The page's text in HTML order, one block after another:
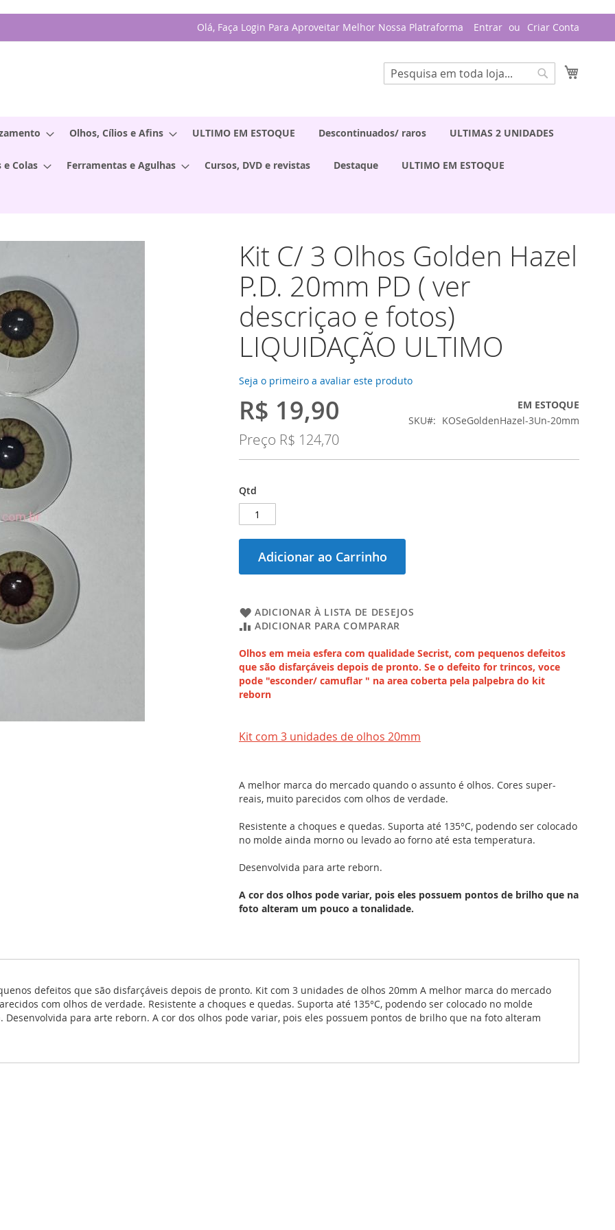
Olá, Faça Login Para Aproveitar Melhor Nossa Platraforma Entrar Criar Conta
Pesquisa
Olhos, Cílios e Afins ULTIMO EM ESTOQUE Descontinuados/ raros ULTIMAS 2 UNIDADES
e Colas Ferramentas e Agulhas Cursos, DVD e revistas Destaque ULTIMO EM ESTOQUE
Kit C/ 3 Olhos Golden Hazel
P.D. 20mm PD ( ver
descriçao e fotos)
LIQUIDAÇÃO ULTIMO
Seja o primeiro a avaliar este produto
Preço
R$ 19,90
Preço R$ 124,70
EM ESTOQUE
SKU
KOSeGoldenHazel-3Un-20mm
Qtd
Adicionar ao Carrinho
ADICIONAR À LISTA DE DESEJOS
ADICIONAR PARA COMPARAR
Olhos em meia esfera com qualidade Secrist, com pequenos defeitos
que são disfarçáveis depois de pronto. Se o defeito for trincos, voce
pode "esconder/ camuflar " na area coberta pela palpebra do kit
reborn
Kit com 3 unidades de olhos 20mm
A melhor marca do mercado quando o assunto é olhos. Cores super-
reais, muito parecidos com olhos de verdade.
Resistente a choques e quedas. Suporta até 135°C, podendo ser colocado
no molde ainda morno ou levado ao forno até esta temperatura.
Desenvolvida para arte reborn.
A cor dos olhos pode variar, pois eles possuem pontos de brilho que na
foto alteram um pouco a tonalidade.
defeitos que são disfarçáveis depois de pronto. Kit com 3 unidades de olhos 20mm A melhor marca do mercado
com olhos de verdade. Resistente a choques e quedas. Suporta até 135°C, podendo ser colocado no molde
para arte reborn. A cor dos olhos pode variar, pois eles possuem pontos de brilho que na foto alteram